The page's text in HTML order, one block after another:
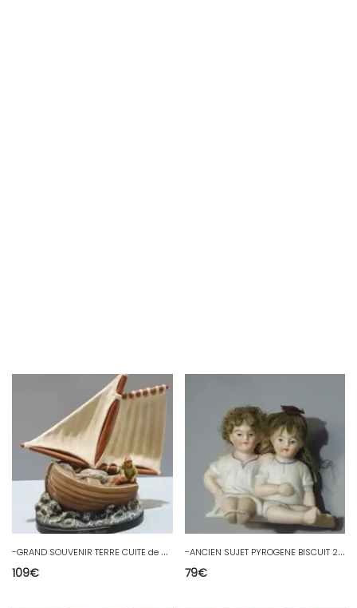
-
GRAND SOUVENIR TERRE CUITE de VILLENAUXE La GRANDE ST PALAIS/MER Réf. 9457 D
109€
-
ANCIEN SUJET PYROGENE BISCUIT 2 ENFANTS CHEVEUX VERITABLES made in GERMANY D
79€